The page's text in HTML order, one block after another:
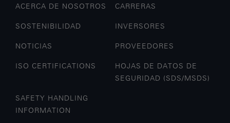
ACERCA DE NOSOTROS CARRERAS
SOSTENIBILIDAD INVERSORES
NOTICIAS PROVEEDORES
ISO CERTIFICATIONS
HOJAS DE DATOS DE
SEGURIDAD (SDS/MSDS)
SAFETY HANDLING
INFORMATION